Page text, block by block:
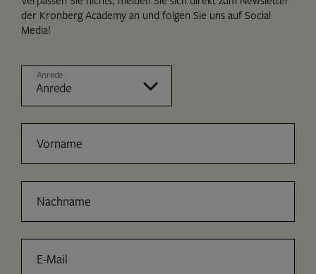
der Kronberg Academy an und folgen Sie uns auf Social
Media!
Anrede
Vorname
Nachname
E-Mail